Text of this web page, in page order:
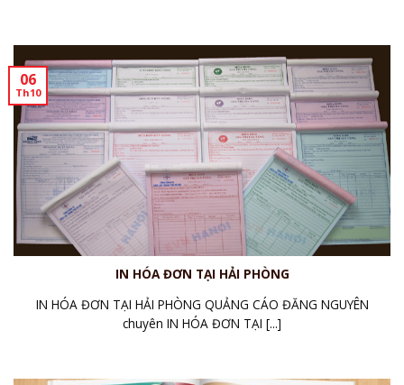
IN HÓA ĐƠN TẠI HẢI PHÒNG
IN HÓA ĐƠN TẠI HẢI PHÒNG QUẢNG CÁO ĐĂNG NGUYÊN
chuyên IN HÓA ĐƠN TẠI [...]
06
Th10